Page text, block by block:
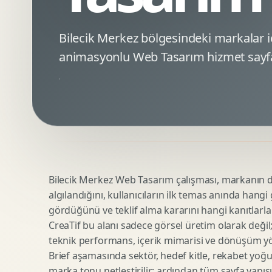
Minimal Logo Tasarimi
Amblem Tasarimi
Logo Revizyonu
Tipografik Logo Tasarimi
Startup Logo Tasarimi
Google Ads Reklam Tasarimi
Kampanya Stratejisi
Performans Reklam Kreatifleri
SEO Denetimi
E Ticaret SEO
Urun Gorsellestirme
3D Reklam Gorseli
Cgi Kampanya Gorseli
Motion 3D
3D Karakter Tasarimi
Bilecik Merkez bölgesindeki markalar
animasyonlu Web Tasarım hizmet
Bilecik Merkez Web Tasarım çalışması, markanın
algılandığını, kullanıcıların ilk temas anında
gördüğünü ve teklif alma kararını hangi
CreaTif bu alanı sadece görsel üretim olarak
teknik performans, içerik mimarisi ve dönüşüm
Brief aşamasında sektör, hedef kitle, rekabet